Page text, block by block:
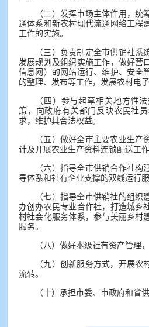
（二）发挥市场主体作用，统
通体系和新农村现代流通网络工程
工作的实施。
（三）负责制定全市供销社系
发展规划及组织实施工作，做好营
信息网）的网站运行、维护、安全
的整理、发布等工作，发展农村电子
（四）参与起草相关地方性
策，向政府有关部门反映农民社
求，维护其合法权益。
（五）做好全市主要农业生产
计及开展农业生产资料连锁配送工作
（六）指导全市供销合作社构
导体系和社有企业支撑的双线运行服
（七）指导全市供销社的组织
办创办农民专业合作社，打造城乡
村社会化服务体系，参与美丽乡村
服务。
（八）做好本级社有资产管理
（九）创新服务方式，开展农
流转。
（十）承担市委、市政府和省